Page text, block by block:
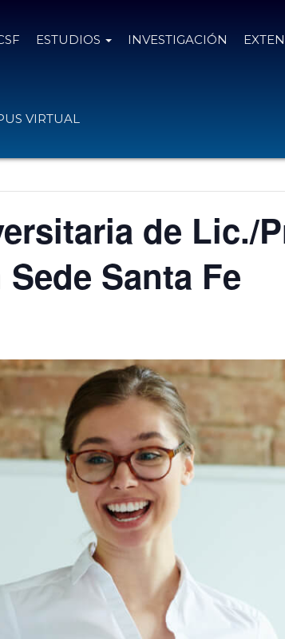
ESTUDIOS INVESTIGACIÓN
VIRTUAL
de Lic./
Santa Fe